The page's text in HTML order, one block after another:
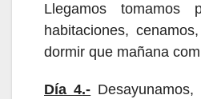
Llegamos tomamos
habitaciones,
dormir que mañana
Día4.- Desayunamos,